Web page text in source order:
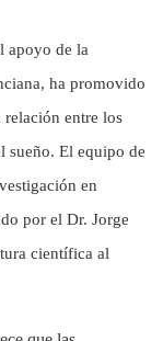
apoyo de la
ha promovido
entre los
sueño. El equipo de
en
por el Dr. Jorge
científica al